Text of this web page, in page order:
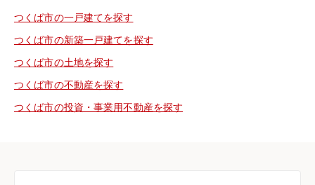
つくば市の一戸建てを探す
つくば市の新築一戸建てを探す
つくば市の土地を探す
つくば市の不動産を探す
つくば市の投資・事業用不動産を探す